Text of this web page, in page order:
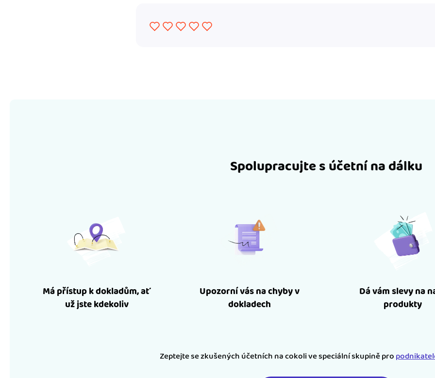
Spolupracujte s účetní na dálku
Má přístup k dokladům, ať
už jste kdekoliv
Upozorní vás na chyby v
dokladech
Dá vám slevy na
produkty
Zeptejte se zkušených účetních na cokoli ve speciální skupině pro